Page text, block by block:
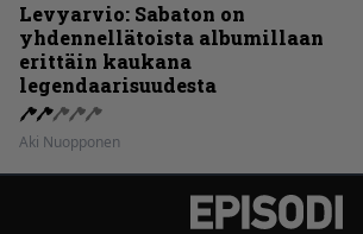
Levyarvio: Sabaton on
yhdennellätoista albumillaan
erittäin kaukana
legendaarisuudesta
Aki Nuopponen